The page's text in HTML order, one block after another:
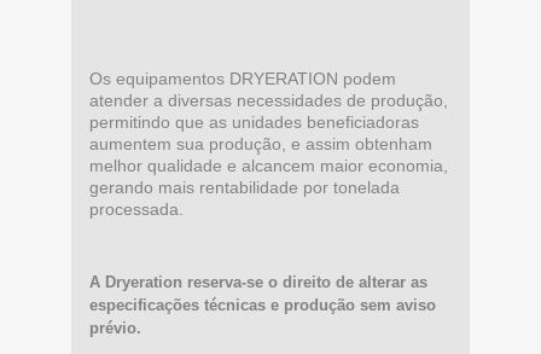
Os equipamentos DRYERATION podem
atender a diversas necessidades de produção,
permitindo que as unidades beneficiadoras
aumentem sua produção, e assim obtenham
melhor qualidade e alcancem maior economia,
gerando mais rentabilidade por tonelada
processada.
A Dryeration reserva-se o direito de alterar as
especificações técnicas e produção sem aviso
prévio.